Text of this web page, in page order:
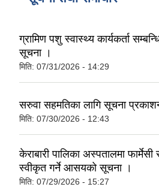
ग्रामिण पशु स्वास्थ्य कार्यकर्ता
सूचना ।
मिति: 07/31/2026 - 14:29
सरुवा सहमतिका लागि सूचना
मिति: 07/30/2026 - 12:43
केराबारी पालिका अस्पतालमा
स्वीकृत गर्ने आसयको सूचना ।
मिति: 07/29/2026 - 15:27